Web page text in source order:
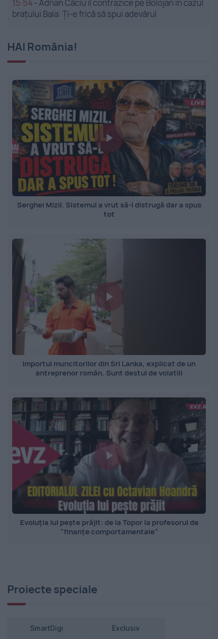
15:54 -Adrian Câciu îl contrazice pe Bolojan în cazul
brațului Bala: Ți-e frică să spui adevărul
HAI România!
Serghei Mizil. Sistemul a vrut să-l distrugă dar a spus
tot
Importul muncitorilor din Sri Lanka, explicat de un
antreprenor român. Sunt destul de volatili
Evoluția lui pește prăjit: de la Topor la profesorul de
”finanțe comportamentale”
Proiecte speciale
SmartDigi Exclusiv